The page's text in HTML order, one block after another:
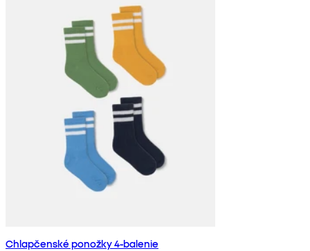
Chlapčenské ponožky 4-balenie